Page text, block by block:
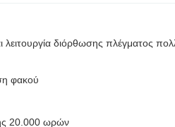
λειτουργία διόρθωσης πλέγματος
φακού
20.000 ωρών